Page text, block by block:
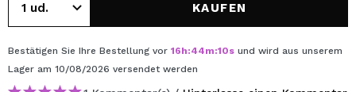
BENUTZERKONTO ERSTELLEN
KAUFEN
Bestätigen Sie Ihre Bestellung vor 16h:44m:09s und wird aus unserem
Lager am 10/08/2026 versendet werden